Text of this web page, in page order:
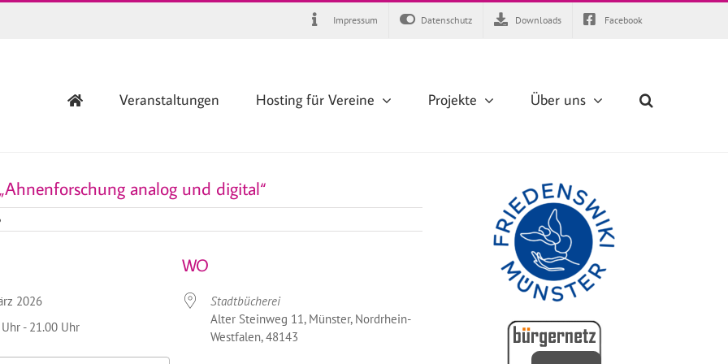
Impressum Datenschutz Downloads Facebook
Veranstaltungen Hosting für Vereine Projekte Über uns
analog und digital“
2026
- 21.00 Uhr
WO
Stadtbücherei
Alter Steinweg 11, Münster, Nordrhein-
Westfalen, 48143